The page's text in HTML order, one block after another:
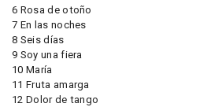
6 Rosa de otoño
7 En las noches
8 Seis días
9 Soy una fiera
10 María
11 Fruta amarga
12 Dolor de tango